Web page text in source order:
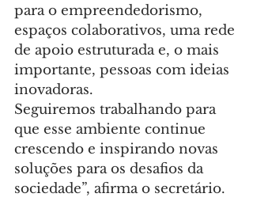
para o empreendedorismo,
espaços colaborativos, uma rede
de apoio estruturada e, o mais
importante, pessoas com ideias
inovadoras.
Seguiremos trabalhando para
que esse ambiente continue
crescendo e inspirando novas
soluções para os desafios da
sociedade”, afirma o secretário.